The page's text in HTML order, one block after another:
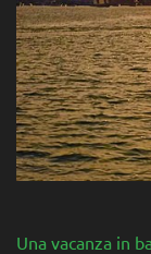
Una vacanza in